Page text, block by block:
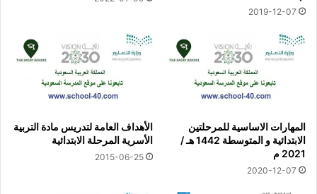
2019-12-07
المهارات الاساسية للمرحلتين
الابتدائية و المتوسطة 1442 هـ /
2021 م
2020-12-07
الأهداف العامة لتدريس مادة التربية
الأسرية المرحلة الابتدائية
2015-06-25